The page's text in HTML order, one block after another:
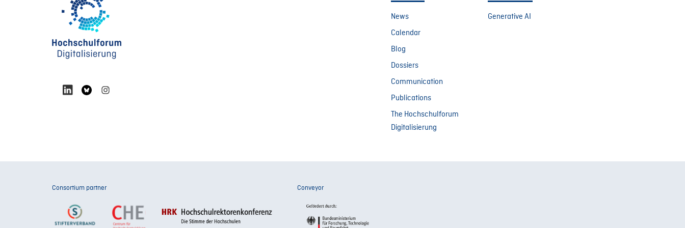
News
Calendar
Blog
Dossiers
Communication
Publications
The Hochschulforum
Digitalisierung
Generative AI
Consortium partner Conveyor